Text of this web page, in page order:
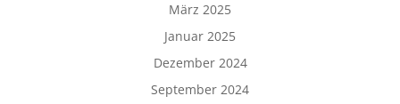
März 2025
Januar 2025
Dezember 2024
September 2024